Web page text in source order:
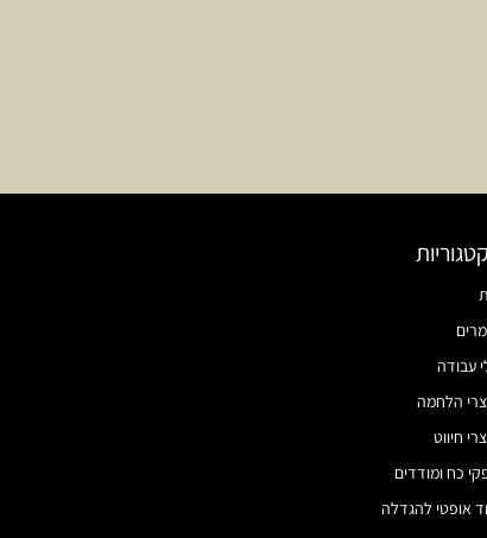
קטגוריות
עבודה
הלחמה
חיווט
כח ומודדים
אופטי להגדלה